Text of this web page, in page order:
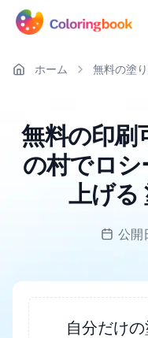
ホーム 無料の塗
無料の印刷
の村でロ
上げる
公開
自分だけ